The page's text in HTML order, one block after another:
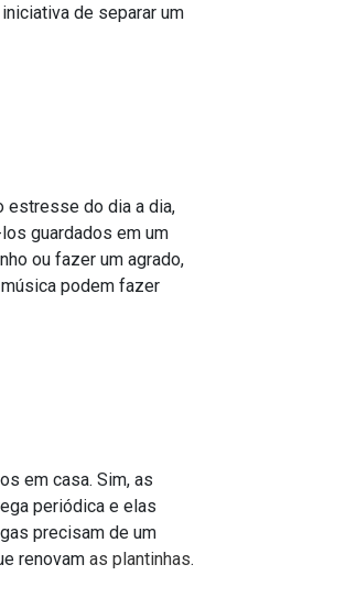
de separar um
estresse do dia a dia,
guardados em um
ou fazer um agrado,
podem fazer
em casa. Sim, as
periódica e elas
precisam de um
renovam as plantinhas.